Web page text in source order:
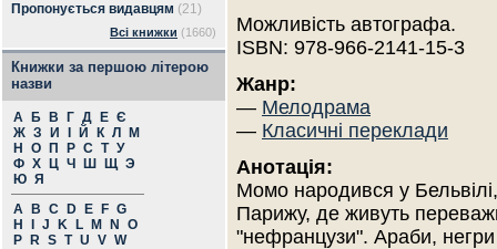
Пропонується видавцям (21)
Всі книжки (1660)
Книжки за першою літерою
назви
А Б В Г Д Е Є
Ж З И Й К Л
М
Н
О П Р С Т У
Ф Х Ц Ч Ш Щ Э
Ю Я
A
B C D E F G
H
J K L M N
O
P
R S T U V W
Можливість автографа.
ISBN: 978-966-2141-15-3
Жанр:
— Мелодрама
— Класичні переклади
Анотація:
Момо народився у Бельвілі,
Парижу, де живуть
"нефранцузи". Араби, негри